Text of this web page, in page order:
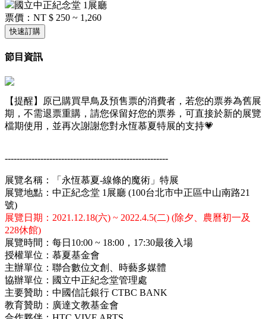
國立中正紀念堂 1展廳
票價： NT $ 250 ~ 1,260
快速訂購
節目資訊
【提醒】原已購買早鳥及預售票的消費者，若您的票券為舊展
期，不需退票重購，請您保留好您的票券，可直接於新的展覽
檔期使用，並再次謝謝您對永恆慕夏特展的支持💗
-------------------------------------------------------
展覽名稱：「永恆慕夏-線條的魔術」特展
展覽地點：中正紀念堂 1展廳 (100台北市中正區中山南路21
號)
展覽日期： 2021.12.18(六) ~ 2022.4.5(二) (除夕、農曆初一及
228休館)
展覽時間：每日10:00 ~ 18:00，17:30最後入場
授權單位：慕夏基金會
主辦單位：聯合數位文創、時藝多媒體
協辦單位：國立中正紀念堂管理處
主要贊助：中國信託銀行 CTBC BANK
教育贊助：廣達文教基金會